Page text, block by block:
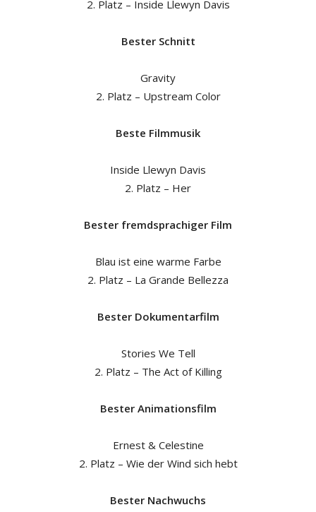
2. Platz – Inside Llewyn Davis
Bester Schnitt
Gravity
2. Platz – Upstream Color
Beste Filmmusik
Inside Llewyn Davis
2. Platz – Her
Bester fremdsprachiger Film
Blau ist eine warme Farbe
2. Platz – La Grande Bellezza
Bester Dokumentarfilm
Stories We Tell
2. Platz – The Act of Killing
Bester Animationsfilm
Ernest & Celestine
2. Platz – Wie der Wind sich hebt
Bester Nachwuchs